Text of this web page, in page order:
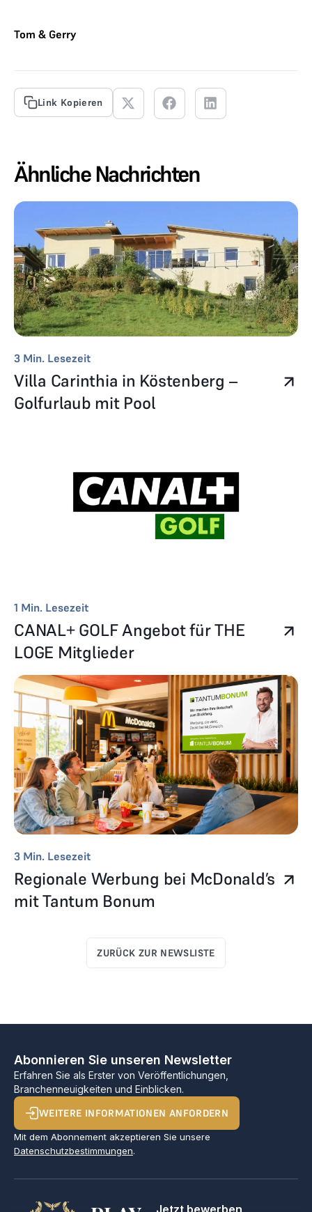
Tom & Gerry
Link Kopieren
Ähnliche Nachrichten
3 Min. Lesezeit
Villa Carinthia in Köstenberg –
Golfurlaub mit Pool
1 Min. Lesezeit
CANAL+ GOLF Angebot für THE
LOGE Mitglieder
3 Min. Lesezeit
Regionale Werbung bei McDonald’s
mit Tantum Bonum
ZURÜCK ZUR NEWSLISTE
Abonnieren Sie unseren Newsletter
Erfahren Sie als Erster von Veröffentlichungen,
Branchenneuigkeiten und Einblicken.
WEITERE INFORMATIONEN ANFORDERN
Mit dem Abonnement akzeptieren Sie unsere
Datenschutzbestimmungen.